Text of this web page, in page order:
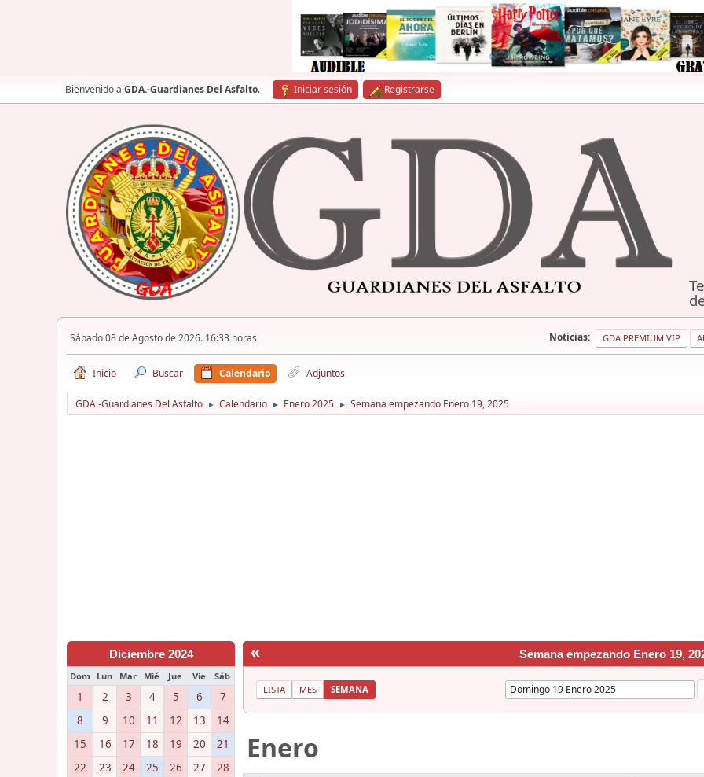
Bienvenido a GDA.-Guardianes Del Asfalto. Iniciar sesión Registrarse
Sábado 08 de Agosto de 2026. 16:33 horas. Noticias: GDA PREMIUM VIP
Inicio Buscar Calendario Adjuntos
GDA.-Guardianes Del Asfalto ► Calendario ► Enero 2025 ► Semana empezando Enero 19, 2025
Diciembre 2024
Dom Lun Mar Mié Jue Vie Sáb
1 2 3 4 5 6
7
8
9 10 11 12 13
14
15
16 17 18 19 20
21
22
23 24 25 26 27
28
« Semana empezando Enero 19,
LISTA MES SEMANA
Enero